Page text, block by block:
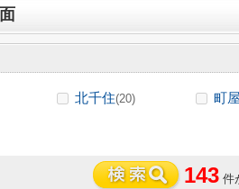
北千住(20) 町屋
143 件